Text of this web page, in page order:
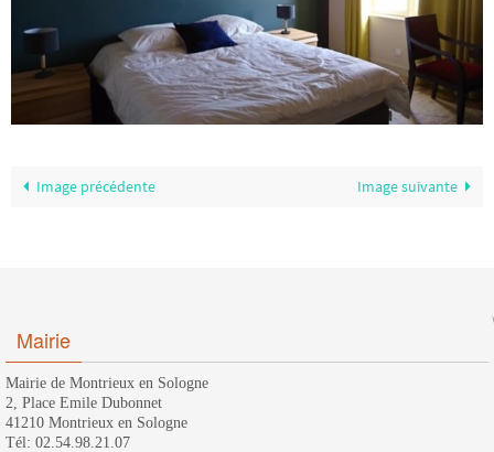
Image précédente Image suivante
Mairie
Mairie de Montrieux en Sologne
2, Place Emile Dubonnet
41210 Montrieux en Sologne
Tél: 02.54.98.21.07